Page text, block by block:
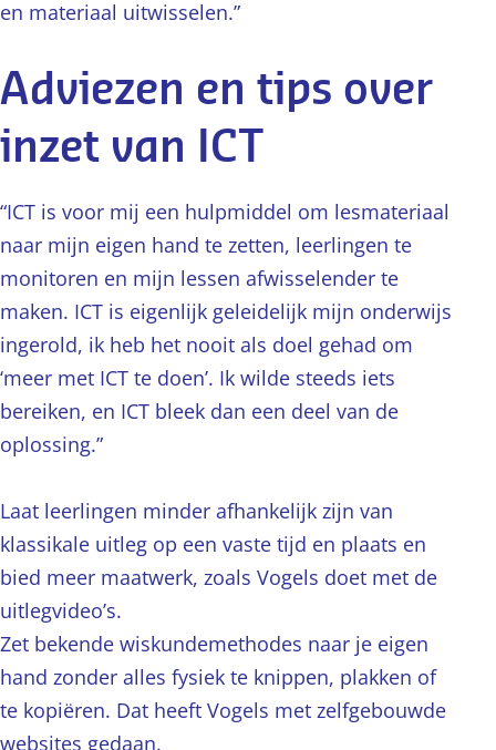
en materiaal uitwisselen.”
Adviezen en tips over
inzet van ICT
“ICT is voor mij een hulpmiddel om lesmateriaal
naar mijn eigen hand te zetten, leerlingen te
monitoren en mijn lessen afwisselender te
maken. ICT is eigenlijk geleidelijk mijn onderwijs
ingerold, ik heb het nooit als doel gehad om
‘meer met ICT te doen’. Ik wilde steeds iets
bereiken, en ICT bleek dan een deel van de
oplossing.”
Laat leerlingen minder afhankelijk zijn van
klassikale uitleg op een vaste tijd en plaats en
bied meer maatwerk, zoals Vogels doet met de
uitlegvideo’s.
Zet bekende wiskundemethodes naar je eigen
hand zonder alles fysiek te knippen, plakken of
te kopiëren. Dat heeft Vogels met zelfgebouwde
websites gedaan.